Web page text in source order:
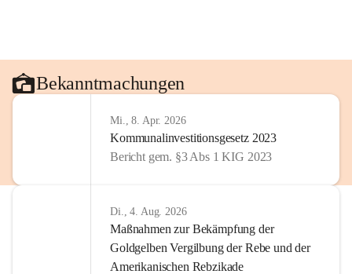
Bekanntmachungen
Mi., 8. Apr. 2026
Kommunalinvestitionsgesetz 2023
Bericht gem. §3 Abs 1 KIG 2023
Di., 4. Aug. 2026
Maßnahmen zur Bekämpfung der
Goldgelben Vergilbung der Rebe und der
Amerikanischen Rebzikade